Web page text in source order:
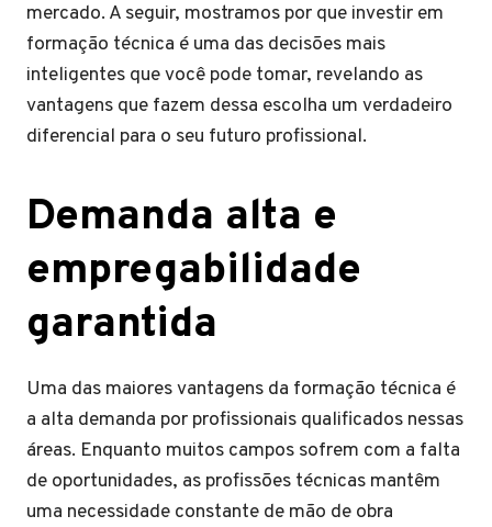
mercado. A seguir, mostramos por que investir em
formação técnica é uma das decisões mais
inteligentes que você pode tomar, revelando as
vantagens que fazem dessa escolha um verdadeiro
diferencial para o seu futuro profissional.
Demanda alta e
empregabilidade
garantida
Uma das maiores vantagens da formação técnica é
a alta demanda por profissionais qualificados nessas
áreas. Enquanto muitos campos sofrem com a falta
de oportunidades, as profissões técnicas mantêm
uma necessidade constante de mão de obra